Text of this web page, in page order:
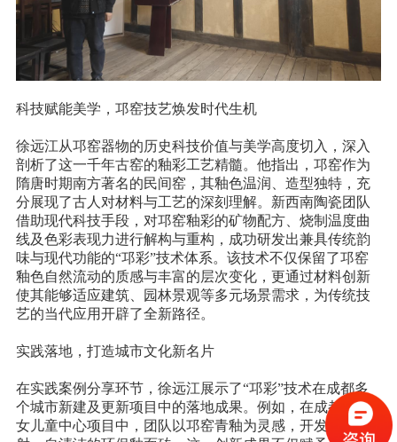
科技赋能美学，邛窑技艺焕发时代生机
徐远江从邛窑器物的历史科技价值与美学高度切入，深入
剖析了这一千年古窑的釉彩工艺精髓。他指出，邛窑作为
隋唐时期南方著名的民间窑，其釉色温润、造型独特，充
分展现了古人对材料与工艺的深刻理解。新西南陶瓷团队
借助现代科技手段，对邛窑釉彩的矿物配方、烧制温度曲
线及色彩表现力进行解构与重构，成功研发出兼具传统韵
味与现代功能的“邛彩”技术体系。该技术不仅保留了邛窑
釉色自然流动的质感与丰富的层次变化，更通过材料创新
使其能够适应建筑、园林景观等多元场景需求，为传统技
艺的当代应用开辟了全新路径。
实践落地，打造城市文化新名片
在实践案例分享环节，徐远江展示了“邛彩”技术在成都多
个城市新建及更新项目中的落地成果。例如，在成都市妇
女儿童中心项目中，团队以邛窑青釉为灵感，开发出低反